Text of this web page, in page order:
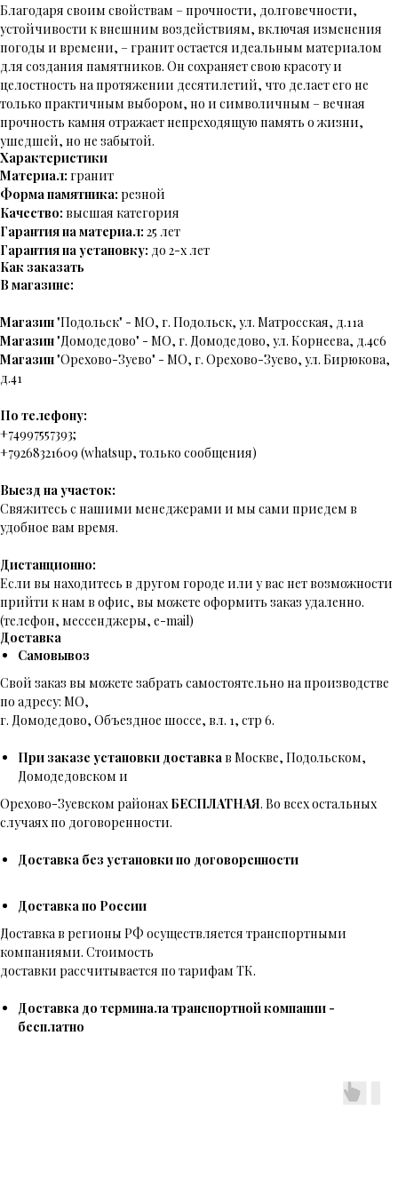
Благодаря своим свойствам – прочности, долговечности,
устойчивости к внешним воздействиям, включая изменения
погоды и времени, – гранит остается идеальным материалом
для создания памятников. Он сохраняет свою красоту и
целостность на протяжении десятилетий, что делает его не
только практичным выбором, но и символичным – вечная
прочность камня отражает непреходящую память о жизни,
ушедшей, но не забытой.
Характеристики
Материал: гранит
Форма памятника: резной
Качество: высшая категория
Гарантия на материал: 25 лет
Гарантия на установку: до 2-х лет
Как заказать
В магазине:
Магазин"Подольск" - МО, г. Подольск, ул. Матросская, д.11а
Магазин"Домодедово" - МО, г. Домодедово, ул. Корнеева, д.4с6
Магазин"Орехово-Зуево" - МО, г. Орехово-Зуево, ул. Бирюкова,
д.41
По телефону:
+74997557393;
+79268321609 (whatsup, только сообщения)
Выезд на участок:
Свяжитесь с нашими менеджерами и мы сами приедем в
удобное вам время.
Дистанционно:
Если вы находитесь в другом городе или у вас нет возможности
прийти к нам в офис, вы можете оформить заказ удаленно.
(телефон, мессенджеры, e-mail)
Доставка
Самовывоз
Свой заказ вы можете забрать самостоятельно на производстве
по адресу: МО,
г. Домодедово, Объездное шоссе, вл. 1, стр 6.
При заказе установки доставкав Москве, Подольском,
Домодедовском и
Орехово-Зуевском районах БЕСПЛАТНАЯ. Во всех остальных
случаях по договоренности.
Доставка без установки по договоренности
Доставка по России
Доставка в регионы РФ осуществляется транспортными
компаниями. Стоимость
доставки рассчитывается по тарифам ТК.
Доставка до терминала транспортной компании -
бесплатно